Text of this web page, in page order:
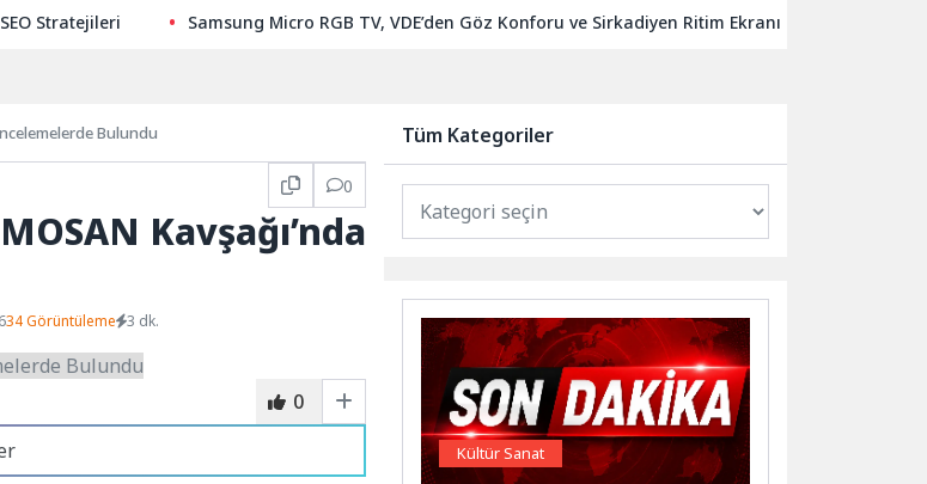
Stratejileri Samsung Micro RGB TV, VDE’den Göz Konforu ve Sirkadiyen Ritim Ekranı sertifikalarını
Bulundu
0
Kavşağı’nda
34 Görüntüleme 3 dk.
0
Tüm Kategoriler
Kültür Sanat